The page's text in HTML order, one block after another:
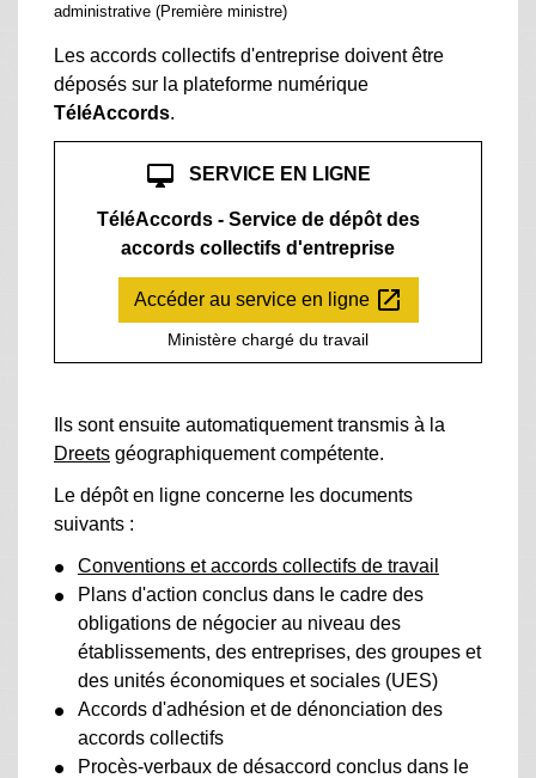
administrative (Première ministre)
Les accords collectifs d'entreprise doivent être
déposés sur la plateforme numérique
TéléAccords.
desktop_mac SERVICE EN LIGNE
TéléAccords - Service de dépôt des
accords collectifs d'entreprise
Accéder au service en ligne open_in_new
Ministère chargé du travail
Ils sont ensuite automatiquement transmis à la
Dreets géographiquement compétente.
Le dépôt en ligne concerne les documents
suivants :
Conventions et accords collectifs de travail
Plans d'action conclus dans le cadre des
obligations de négocier au niveau des
établissements, des entreprises, des groupes et
des unités économiques et sociales (UES)
Accords d'adhésion et de dénonciation des
accords collectifs
Procès-verbaux de désaccord conclus dans le